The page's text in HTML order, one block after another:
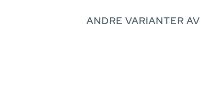
ANDRE VARIANTER